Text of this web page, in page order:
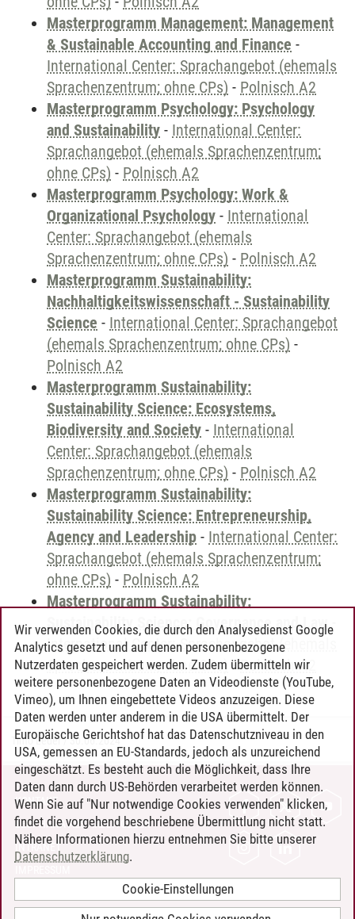
Masterprogramm Management: Management
& Sustainable Accounting and Finance -
International Center: Sprachangebot (ehemals
Sprachenzentrum; ohne CPs) - Polnisch A2
Masterprogramm Psychology: Psychology
and Sustainability - International Center:
Sprachangebot (ehemals Sprachenzentrum;
ohne CPs) - Polnisch A2
Masterprogramm Psychology: Work &
Organizational Psychology - International
Center: Sprachangebot (ehemals
Sprachenzentrum; ohne CPs) - Polnisch A2
Masterprogramm Sustainability:
Nachhaltigkeitswissenschaft - Sustainability
Science - International Center: Sprachangebot
(ehemals Sprachenzentrum; ohne CPs) -
Polnisch A2
Masterprogramm Sustainability:
Sustainability Science: Ecosystems,
Biodiversity and Society - International
Center: Sprachangebot (ehemals
Sprachenzentrum; ohne CPs) - Polnisch A2
Masterprogramm Sustainability:
Sustainability Science: Entrepreneurship,
Agency and Leadership - International Center:
Sprachangebot (ehemals Sprachenzentrum;
ohne CPs) - Polnisch A2
Masterprogramm Sustainability:
Sustainability Science: Governance and Law-
International Center: Sprachangebot (ehemals
Sprachenzentrum; ohne CPs) -Polnisch A2
Timo Leder/30.06.2024
KONTAKT
LEUPHANA ALS ARBEITGEBER
INTRANET
BARRIEREFREIHEIT
Wir verwenden Cookies, die durch den Analysedienst Google
Analytics gesetzt und auf denen personenbezogene
Nutzerdaten gespeichert werden. Zudem übermitteln wir
weitere personenbezogene Daten an Videodienste (YouTube,
Vimeo), um Ihnen eingebettete Videos anzuzeigen. Diese
Daten werden unter anderem in die USA übermittelt. Der
Europäische Gerichtshof hat das Datenschutzniveau in den
USA, gemessen an EU-Standards, jedoch als unzureichend
eingeschätzt. Es besteht auch die Möglichkeit, dass Ihre
Daten dann durch US-Behörden verarbeitet werden können.
Wenn Sie auf "Nur notwendige Cookies verwenden" klicken,
findet die vorgehend beschriebene Übermittlung nicht statt.
Nähere Informationen hierzu entnehmen Sie bitte unserer
Datenschutzerklärung.
Cookie-Einstellungen